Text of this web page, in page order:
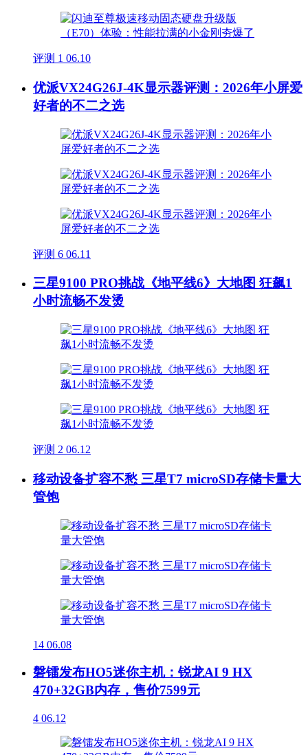
评测 1 06.10
优派VX24G26J-4K显示器评测：2026年小屏爱
好者的不二之选
评测 6 06.11
三星9100 PRO挑战《地平线6》大地图 狂飙1
小时流畅不发烫
评测 2 06.12
移动设备扩容不愁 三星T7 microSD存储卡量大
管饱
14 06.08
磐镭发布HO5迷你主机：锐龙AI 9 HX
470+32GB内存，售价7599元
4 06.12